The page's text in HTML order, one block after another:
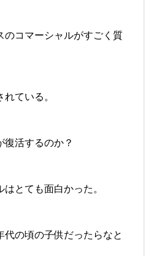
のコマーシャルがすごく質
れている。
復活するのか？
はとても面白かった。
代の頃の子供だったらなと